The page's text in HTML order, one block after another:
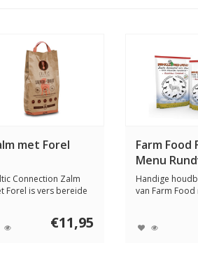
met Forel
Connection Zalm
Forel is vers bereide
€11,95
Farm Food
Menu
Handige
van Farm Food